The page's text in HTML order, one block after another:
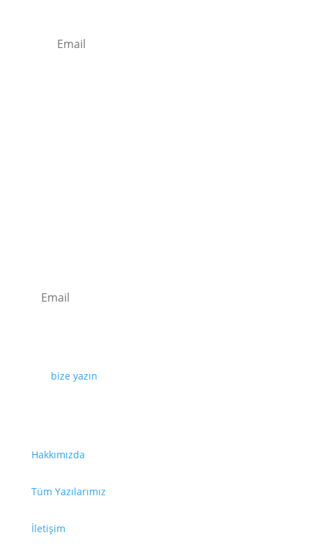
bize yazın
Hakkımızda
Tüm Yazılarımız
İletişim